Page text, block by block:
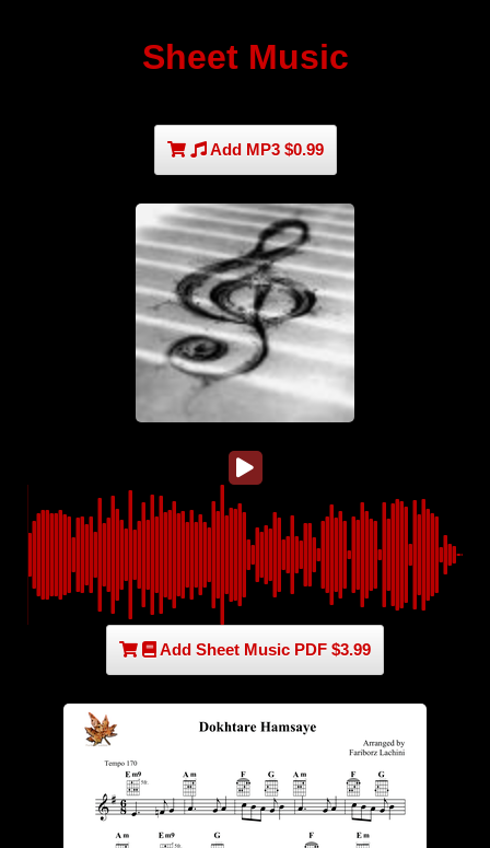
Sheet Music
Add MP3 $0.99
Add Sheet Music PDF $3.99